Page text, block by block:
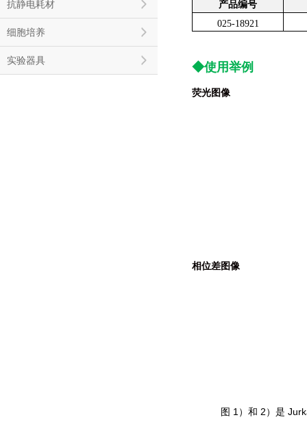
抗静电耗材
细胞培养
实验器具
产品编号
025-18921
◆使用举例
荧光图像
相位差图像
图 1）和 2）是